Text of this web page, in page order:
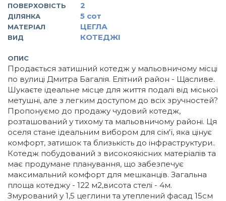
ПОВЕРХОВІСТЬ 2
ДІЛЯНКА 5 сот
МАТЕРІАЛ ЦЕГЛА
ВИД КОТЕДЖІ
ОПИС
Продається затишний котедж у мальовничому місці
по вулиці Дмитра Багалія. Елітний район - Щасливе.
Шукаєте ідеальне місце для життя подалі від міської
метушні, але з легким доступом до всіх зручностей?
Пропонуємо до продажу чудовий котедж,
розташований у тихому та мальовничому районі. Ця
оселя стане ідеальним вибором для сім'ї, яка цінує
комфорт, затишок та близькість до інфраструктури..
Котедж побудований з високоякісних матеріалів та
має продумане планування, що забезпечує
максимальний комфорт для мешканців. Загальна
площа котеджу - 122 м2,висота стелі - 4м.
Змурований у 1,5 цеглини та утеплений фасад 15см